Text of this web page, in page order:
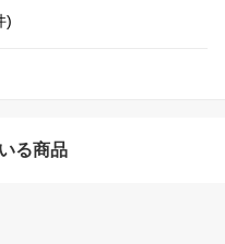
)
る商品